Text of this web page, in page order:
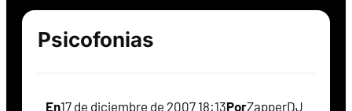
Psicofonias
En17 de diciembre de 2007 18:13PorZapperDJ